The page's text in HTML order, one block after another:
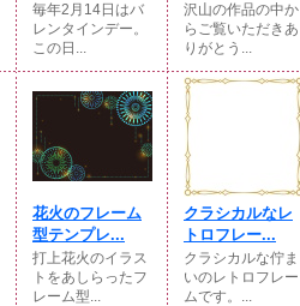
毎年2月14日はバ
レンタインデー。
この日...
沢山の作品の中か
らご覧いただきあ
りがとう...
花火のフレーム
型テンプレ...
打上花火のイラス
トをあしらったフ
レーム型...
クラシカルなレ
トロフレー...
クラシカルな佇ま
いのレトロフレー
ムです。...